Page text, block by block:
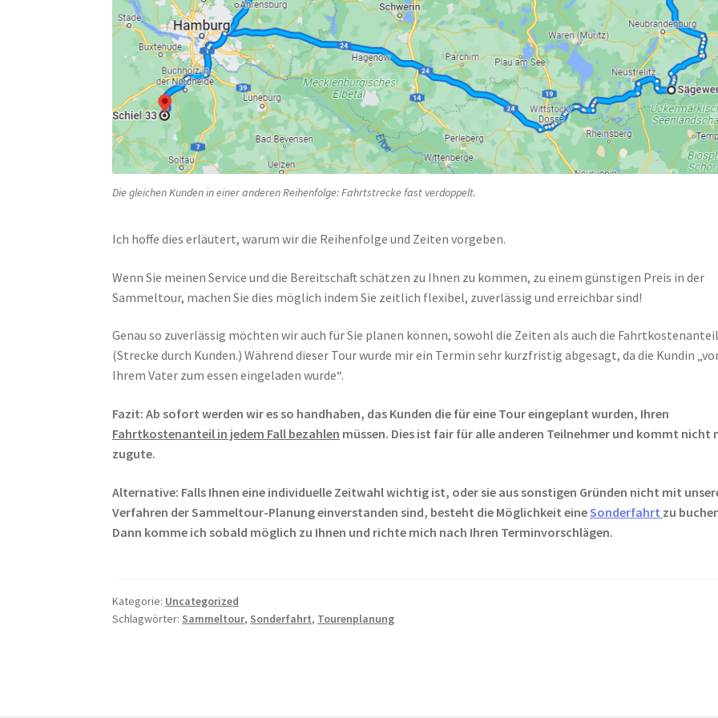
Die gleichen Kunden in einer anderen Reihenfolge: Fahrtstrecke fast verdoppelt.
Ich hoffe dies erläutert, warum wir die Reihenfolge und Zeiten vorgeben.
Wenn Sie meinen Service und die Bereitschaft schätzen zu Ihnen zu kommen, zu einem günstigen Preis in der
Sammeltour, machen Sie dies möglich indem Sie zeitlich flexibel, zuverlässig und erreichbar sind!
Genau so zuverlässig möchten wir auch für Sie planen können, sowohl die Zeiten als auch die
(Strecke durch Kunden.) Während dieser Tour wurde mir ein Termin sehr kurzfristig abgesagt, da die Kundin
Ihrem Vater zum essen eingeladen wurde“.
Fazit: Ab sofort werden wir es so handhaben, das Kunden die für eine Tour eingeplant wurden, Ihren
Fahrtkostenanteil in jedem Fall bezahlen müssen. Dies ist fair für alle anderen Teilnehmer und kommt nicht
zugute.
Alternative: Falls Ihnen eine individuelle Zeitwahl wichtig ist, oder sie aus sonstigen Gründen nicht mit
Verfahren der Sammeltour-Planung einverstanden sind, besteht die Möglichkeit eineSonderfahrt zu
Dann komme ichsobald möglich zu Ihnen und richte mich nach Ihren Terminvorschlägen.
Kategorie: Uncategorized
Schlagwörter: Sammeltour, Sonderfahrt, Tourenplanung